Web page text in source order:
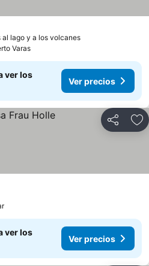
lago y a los volcanesVer precios
Varas
ver los
Ver precios
Compartir
ver los
Ver precios